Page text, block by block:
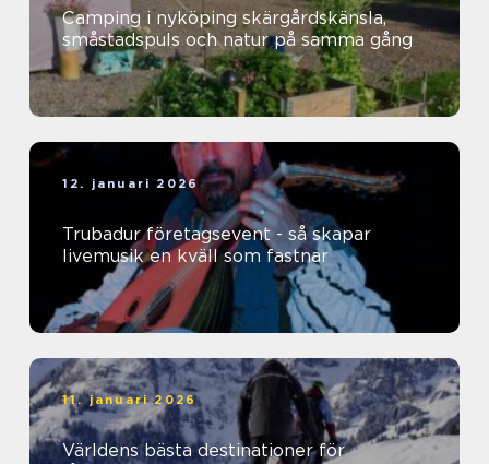
Camping i nyköping skärgårdskänsla,
småstadspuls och natur på samma gång
12. januari 2026
Trubadur företagsevent - så skapar
livemusik en kväll som fastnar
11. januari 2026
Världens bästa destinationer för